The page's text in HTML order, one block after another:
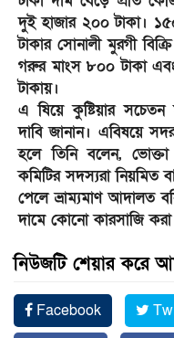
দুই হাজার ২০০ টাকা।
টাকার সোনালী মুরগী
গরুর মাংস ৮০০ টাকা
টাকায়।
এ ষিয়ে কুষ্টিয়ার সচেতন
দাবি জানান। এবিষয়ে
হলে তিনি বলেন, ভোক্তা
কমিটির সদস্যরা নিয়মিত
পেলে ভ্রাম্যমাণ আদালত
দামে কোনো কারসাজি
নিউজটি শেয়ার করে
Facebook